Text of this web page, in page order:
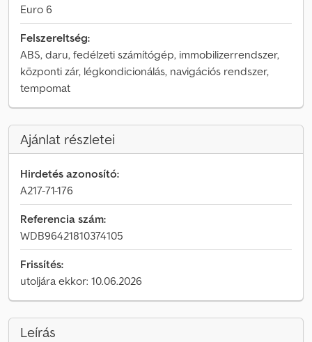
Euro 6
Felszereltség:
ABS, daru, fedélzeti számítógép, immobilizerrendszer,
központi zár, légkondicionálás, navigációs rendszer,
tempomat
Ajánlat részletei
Hirdetés azonosító:
A217-71-176
Referencia szám:
WDB96421810374105
Frissítés:
utoljára ekkor: 10.06.2026
Leírás